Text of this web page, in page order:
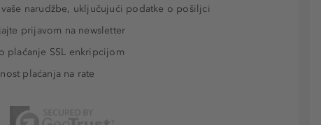
narudžbe, uključujući podatke o pošiljci
prijavom na newsletter
plaćanje SSL enkripcijom
plaćanja na rate